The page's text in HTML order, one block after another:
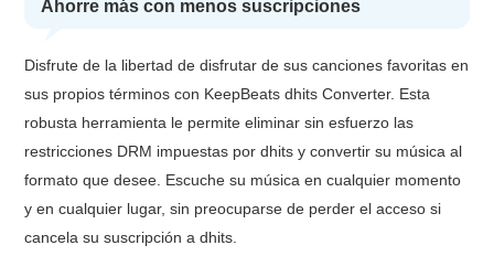
Ahorre más con menos suscripciones
Disfrute de la libertad de disfrutar de sus canciones favoritas en
sus propios términos con KeepBeats dhits Converter. Esta
robusta herramienta le permite eliminar sin esfuerzo las
restricciones DRM impuestas por dhits y convertir su música al
formato que desee. Escuche su música en cualquier momento
y en cualquier lugar, sin preocuparse de perder el acceso si
cancela su suscripción a dhits.